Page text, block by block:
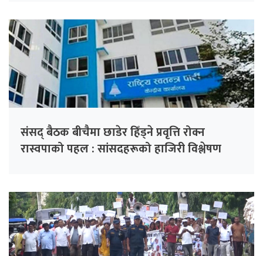
संसद् बैठक बीचैमा छाडेर हिँड्ने प्रवृत्ति रोक्न
रास्वपाको पहल : सांसदहरूको हाजिरी विश्लेषण